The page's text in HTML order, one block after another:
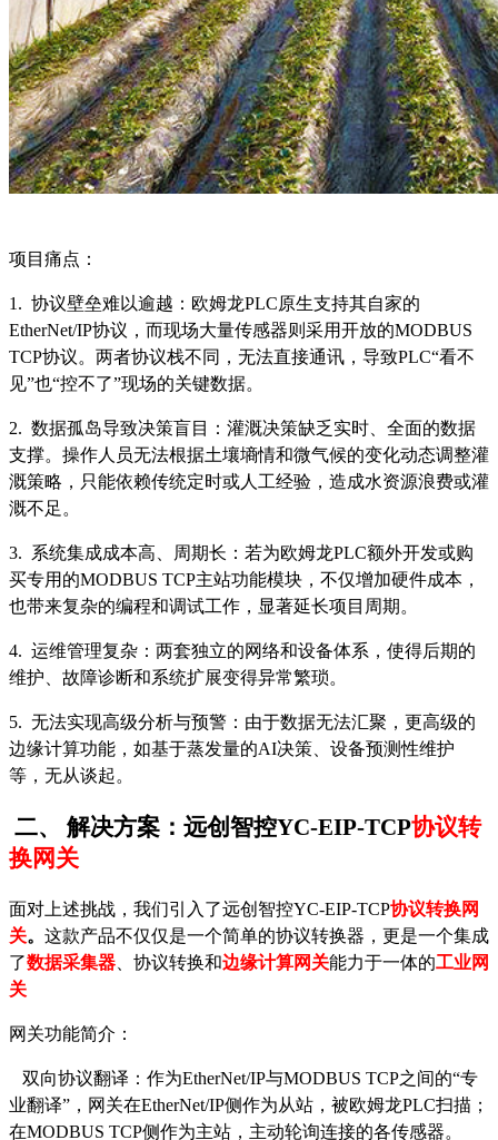
项目痛点：
1. 协议壁垒难以逾越：欧姆龙PLC原生支持其自家的
EtherNet/IP协议，而现场大量传感器则采用开放的MODBUS
TCP协议。两者协议栈不同，无法直接通讯，导致PLC“看不
见”也“控不了”现场的关键数据。
2. 数据孤岛导致决策盲目：灌溉决策缺乏实时、全面的数据
支撑。操作人员无法根据土壤墒情和微气候的变化动态调整灌
溉策略，只能依赖传统定时或人工经验，造成水资源浪费或灌
溉不足。
3. 系统集成成本高、周期长：若为欧姆龙PLC额外开发或购
买专用的MODBUS TCP主站功能模块，不仅增加硬件成本，
也带来复杂的编程和调试工作，显著延长项目周期。
4. 运维管理复杂：两套独立的网络和设备体系，使得后期的
维护、故障诊断和系统扩展变得异常繁琐。
5. 无法实现高级分析与预警：由于数据无法汇聚，更高级的
边缘计算功能，如基于蒸发量的AI决策、设备预测性维护
等，无从谈起。
二、 解决方案：远创智控YC-EIP-TCP协议转
换网关
面对上述挑战，我们引入了远创智控YC-EIP-TCP协议转换网
关。 这款产品不仅仅是一个简单的协议转换器，更是一个集成
了数据采集器 、协议转换和边缘计算网关能力于一体的工业网
关
网关功能简介：
双向协议翻译：作为EtherNet/IP与MODBUS TCP之间的“专
业翻译”，网关在EtherNet/IP侧作为从站，被欧姆龙PLC扫描；
在MODBUS TCP侧作为主站，主动轮询连接的各传感器。